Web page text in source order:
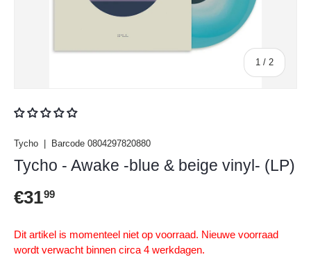
1 / van
2
Tycho Barcode 0804297820880
Tycho - Awake -blue & beige vinyl- (LP)
Reguliere prijs
€3199
Dit artikel is momenteel niet op voorraad. Nieuwe voorraad
wordt verwacht binnen circa 4 werkdagen.